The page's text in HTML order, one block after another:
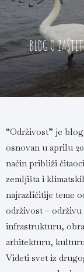
BLOG O
“Održivost” je
osnovan u aprilu
način približi
zemljišta i
najrazličitije teme
održivost –
infrastrukturu,
arhitekturu,
Videti svet iz